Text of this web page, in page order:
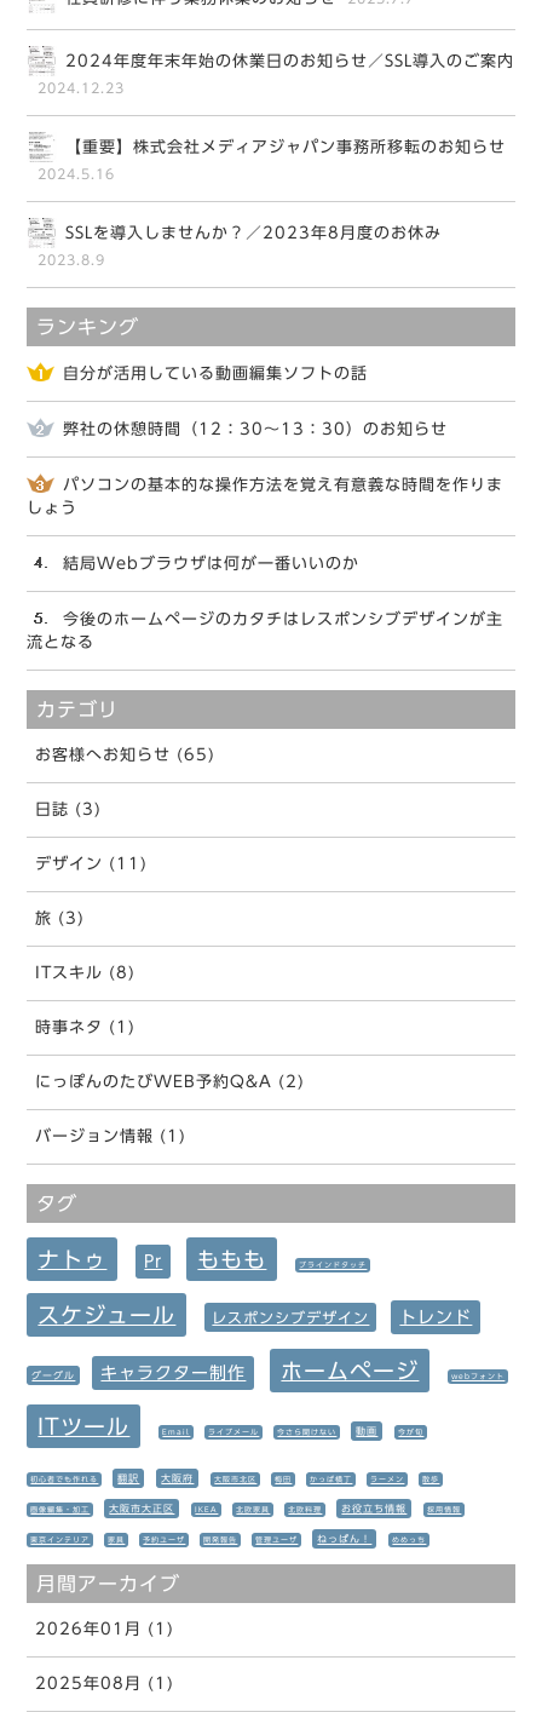
2024年度年末年始の休業日のお知らせ／SSL導入のご案内
2024.12.23
【重要】株式会社メディアジャパン事務所移転のお知らせ
2024.5.16
SSLを導入しませんか？／2023年8月度のお休み
2023.8.9
ランキング
自分が活用している動画編集ソフトの話
弊社の休憩時間（12：30～13：30）のお知らせ
パソコンの基本的な操作方法を覚え有意義な時間を作りま
しょう
結局Webブラウザは何が一番いいのか
今後のホームページのカタチはレスポンシブデザインが主
流となる
カテゴリ
お客様へお知らせ (65)
日誌 (3)
デザイン (11)
旅 (3)
ITスキル (8)
時事ネタ (1)
にっぽんのたびWEB予約Q&A (2)
バージョン情報 (1)
タグ
ナトゥ Pr ももも ブラインドタッチ
スケジュール レスポンシブデザイン トレンド
グーグル キャラクター制作 ホームページ webフォント
ITツール Email ライブメール 今さら聞けない 動画 今が旬
初心者でも作れる 翻訳 大阪府 大阪市北区 梅田 かっぱ横丁 ラーメン 散歩
画像編集・加工 大阪市大正区 IKEA 北欧家具 北欧料理 お役立ち情報 採用情報
東京インテリア 家具 予約ユーザ 開発報告 管理ユーザ ねっぱん！ めめっち
月間アーカイブ
2026年01月 (1)
2025年08月 (1)